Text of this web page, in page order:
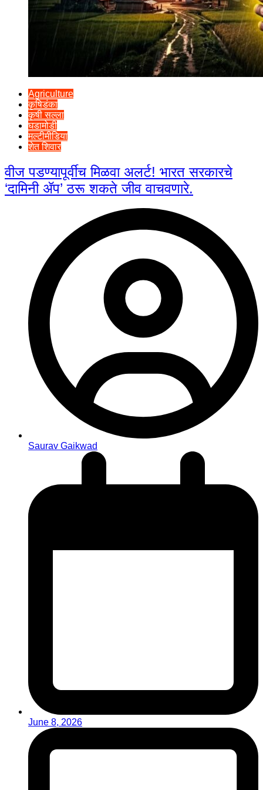
Agriculture
कृषिडंका
कृषी सल्ला
घडामोडी
मल्टीमीडिया
शेत शिवार
वीज पडण्यापूर्वीच मिळवा अलर्ट! भारत सरकारचे
‘दामिनी ॲप’ ठरू शकते जीव वाचवणारे.
Saurav Gaikwad
June 8, 2026